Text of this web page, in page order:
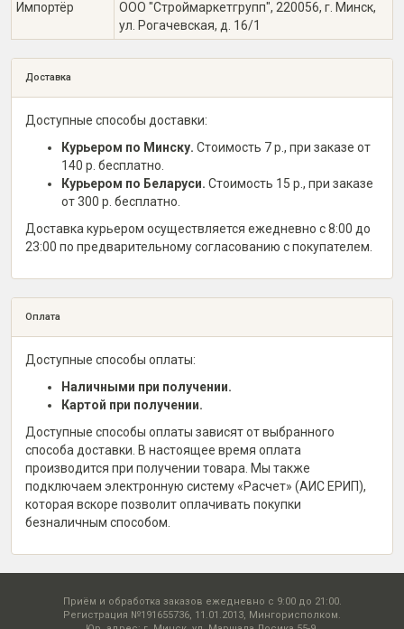
Импортёр
ООО "Строймаркетгрупп", 220056, г. Минск,
ул. Рогачевская, д. 16/1
Доставка
Доступные способы доставки:
Курьером по Минску. Стоимость 7 р., при заказе от
140 р. бесплатно.
Курьером по Беларуси. Стоимость 15 р., при заказе
от 300 р. бесплатно.
Доставка курьером осуществляется ежедневно с 8:00 до
23:00 по предварительному согласованию с покупателем.
Оплата
Доступные способы оплаты:
Наличными при получении.
Картой при получении.
Доступные способы оплаты зависят от выбранного
способа доставки. В настоящее время оплата
производится при получении товара. Мы также
подключаем электронную систему «Расчет» (АИС ЕРИП),
которая вскоре позволит оплачивать покупки
безналичным способом.
Приём и обработка заказов ежедневно с 9:00 до 21:00.
Регистрация №191655736, 11.01.2013, Мингорисполком.